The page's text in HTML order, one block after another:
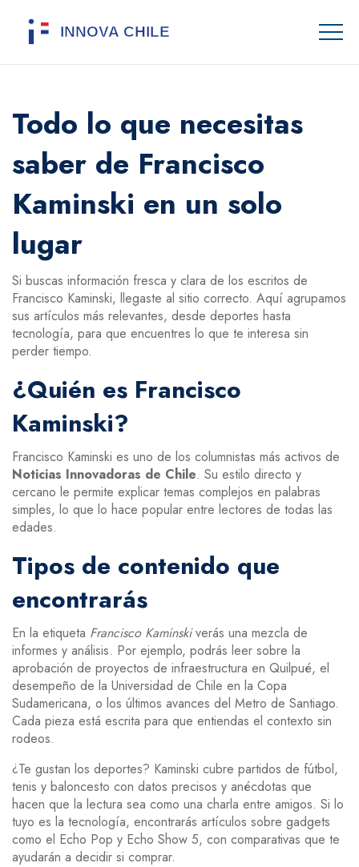
Todo lo que necesitas
saber de Francisco
Kaminski en un solo
lugar
Si buscas información fresca y clara de los escritos de
Francisco Kaminski, llegaste al sitio correcto. Aquí agrupamos
sus artículos más relevantes, desde deportes hasta
tecnología, para que encuentres lo que te interesa sin
perder tiempo.
¿Quién es Francisco
Kaminski?
Francisco Kaminski es uno de los columnistas más activos de
Noticias Innovadoras de Chile. Su estilo directo y
cercano le permite explicar temas complejos en palabras
simples, lo que lo hace popular entre lectores de todas las
edades.
Tipos de contenido que
encontrarás
En la etiqueta Francisco Kaminskiverás una mezcla de
informes y análisis. Por ejemplo, podrás leer sobre la
aprobación de proyectos de infraestructura en Quilpué, el
desempeño de la Universidad de Chile en la Copa
Sudamericana, o los últimos avances del Metro de Santiago.
Cada pieza está escrita para que entiendas el contexto sin
rodeos.
¿Te gustan los deportes? Kaminski cubre partidos de fútbol,
tenis y baloncesto con datos precisos y anécdotas que
hacen que la lectura sea como una charla entre amigos. Si lo
tuyo es la tecnología, encontrarás artículos sobre gadgets
como el Echo Pop y Echo Show 5, con comparativas que te
ayudarán a decidir si comprar.